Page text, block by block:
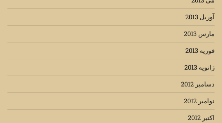
آوریل 2013
مارس 2013
فوریه 2013
ژانویه 2013
دسامبر 2012
نوامبر 2012
اکتبر 2012